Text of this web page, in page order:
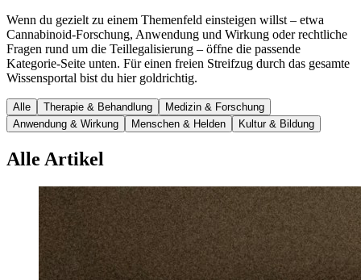
Wenn du gezielt zu einem Themenfeld einsteigen willst – etwa
Cannabinoid-Forschung, Anwendung und Wirkung oder rechtliche
Fragen rund um die Teillegalisierung – öffne die passende
Kategorie-Seite unten. Für einen freien Streifzug durch das gesamte
Wissensportal bist du hier goldrichtig.
Alle Therapie & Behandlung
Medizin & Forschung
Anwendung & Wirkung
Menschen & Helden Kultur & Bildung
Alle Artikel